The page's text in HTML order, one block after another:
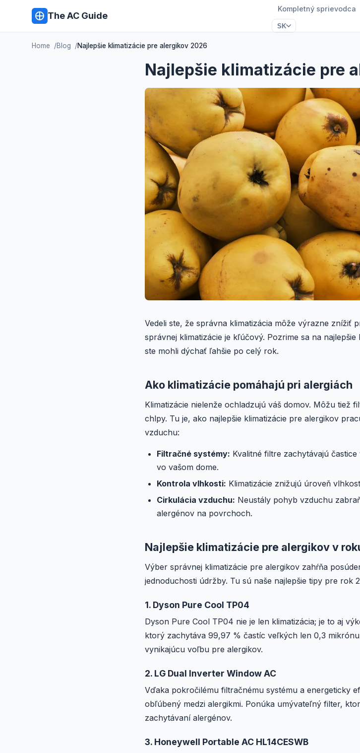
The AC Guide
Kompletný sprievodca
SK
Home Blog Najlepšie klimatizácie pre alergikov 2026
Najlepšie klimatizácie pre
Vedeli ste, že správna klimatizácia môže výrazne znížiť
správnej klimatizácie je kľúčový. Pozrime sa na
ste mohli dýchať ľahšie po celý rok.
Ako klimatizácie pomáhajú pri alergiách
Klimatizácie nielenže ochladzujú váš domov. Môžu tiež
chlpy. Tu je, ako najlepšie klimatizácie pre alergikov
vzduchu:
Filtračné systémy: Kvalitné filtre zachytávajú
vo vašom dome.
Kontrola vlhkosti: Klimatizácie znižujú úroveň
Cirkulácia vzduchu: Neustály pohyb vzduchu
alergénov na povrchoch.
Najlepšie klimatizácie pre alergikov v
Výber správnej klimatizácie pre alergikov zahŕňa
jednoduchosti údržby. Tu sú naše najlepšie tipy pre rok
1. Dyson Pure Cool TP04
Dyson Pure Cool TP04 nie je len klimatizácia; je to aj
ktorý zachytáva 99,97 % častíc veľkých len 0,3
vynikajúcu voľbu pre alergikov.
2. LG Dual Inverter Window AC
Vďaka pokročilému filtračnému systému a energeticky
obľúbený medzi alergikmi. Ponúka umývateľný filter,
zachytávaní alergénov.
3. Honeywell Portable AC HL14CESWB